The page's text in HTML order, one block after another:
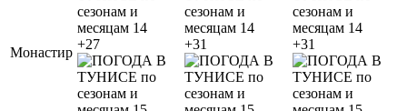
Монастир
+27 +31 +31